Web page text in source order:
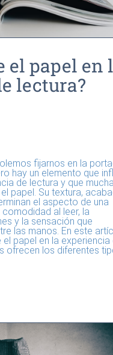
el papel en
lectura?
fijarnos en la
hay un elemento que
de lectura y que
papel. Su textura,
el aspecto de una
al leer, la
y la sensación que
las manos. En este
papel en la experiencia
ofrecen los diferentes
tu proyecto.